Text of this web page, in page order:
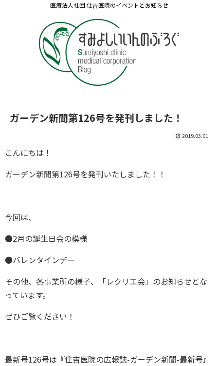
医療法人社団 住吉医院のイベントとお知らせ
ガーデン新聞第126号を発刊しました！
2019.03.01
こんにちは！
ガーデン新聞第126号を発刊いたしました！！
今回は、
●2月の誕生日会の模様
●バレンタインデー
その他、各事業所の様子、「レクリエ会」のお知らせとな
っています。
ぜひご覧ください！
最新号126号は『住吉医院の広報誌-ガーデン新聞-最新号』